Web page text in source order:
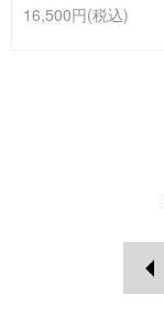
16,500円(税込)